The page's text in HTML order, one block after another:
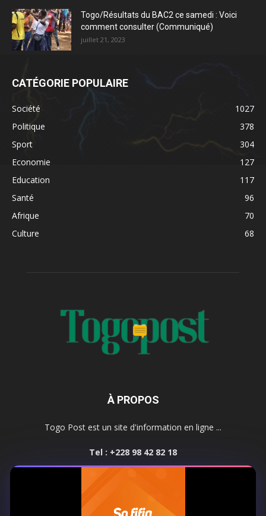
Togo/Résultats du BAC2 ce samedi : Voici
comment consulter (Communiqué)
juillet 21, 2023
CATÉGORIE POPULAIRE
Société
1027
Politique
378
Sport
304
Economie
127
Education
117
Santé
96
Afrique
70
Culture
68
À PROPOS
Togo Post est un site d'information en ligne ...
Tel : +228 98 42 82 18